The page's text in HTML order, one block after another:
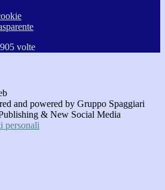
905 volte
and powered by Gruppo Spaggiari
& New Social Media
personali